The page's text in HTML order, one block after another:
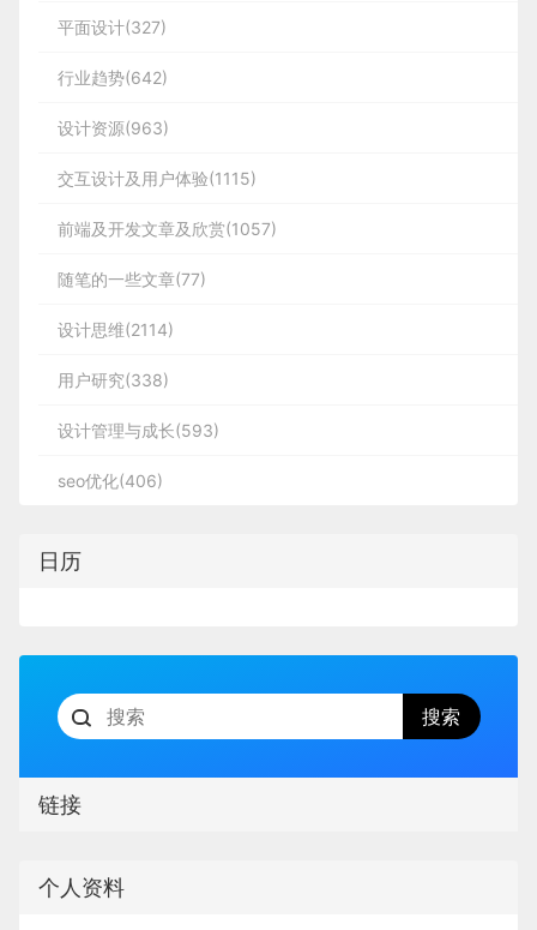
平面设计(327)
行业趋势(642)
设计资源(963)
交互设计及用户体验(1115)
前端及开发文章及欣赏(1057)
随笔的一些文章(77)
设计思维(2114)
用户研究(338)
设计管理与成长(593)
seo优化(406)
日历
链接
个人资料